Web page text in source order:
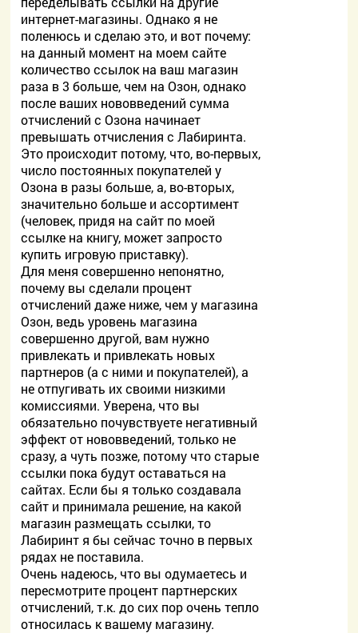
интернет-магазины. Однако я не
поленюсь и сделаю это, и вот почему:
на данный момент на моем сайте
количество ссылок на ваш магазин
раза в 3 больше, чем на Озон, однако
после ваших нововведений сумма
отчислений с Озона начинает
превышать отчисления с Лабиринта.
Это происходит потому, что, во-первых,
число постоянных покупателей у
Озона в разы больше, а, во-вторых,
значительно больше и ассортимент
(человек, придя на сайт по моей
ссылке на книгу, может запросто
купить игровую приставку).
Для меня совершенно непонятно,
почему вы сделали процент
отчислений даже ниже, чем у магазина
Озон, ведь уровень магазина
совершенно другой, вам нужно
привлекать и привлекать новых
партнеров (а с ними и покупателей), а
не отпугивать их своими низкими
комиссиями. Уверена, что вы
обязательно почувствуете негативный
эффект от нововведений, только не
сразу, а чуть позже, потому что старые
ссылки пока будут оставаться на
сайтах. Если бы я только создавала
сайт и принимала решение, на какой
магазин размещать ссылки, то
Лабиринт я бы сейчас точно в первых
рядах не поставила.
Очень надеюсь, что вы одумаетесь и
пересмотрите процент партнерских
отчислений, т.к. до сих пор очень тепло
относилась к вашему магазину.